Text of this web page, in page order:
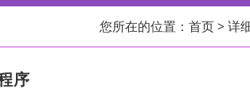
您所在的位置： 首页> 详
序